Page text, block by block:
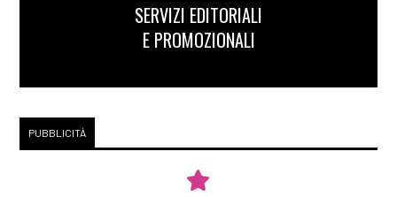
SERVIZI EDITORIALI
E PROMOZIONALI
PUBBLICITÀ